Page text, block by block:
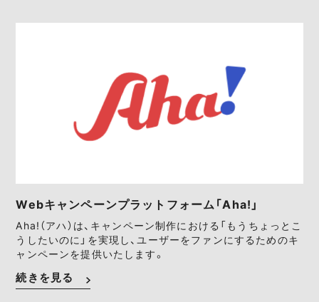
Webキャンペーンプラットフォーム「Aha!」
Aha!（アハ）は、キャンペーン制作における「もうちょっとこ
うしたいのに」を実現し、ユーザーをファンにするためのキ
ャンペーンを提供いたします。
続きを見る